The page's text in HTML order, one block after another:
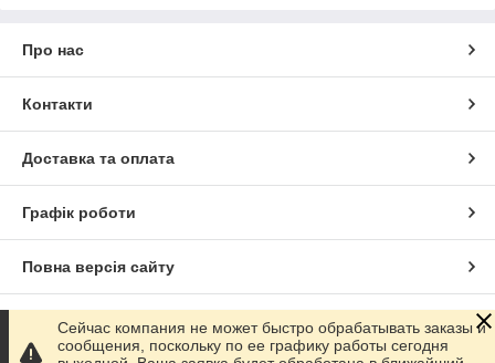
Про нас
Контакти
Доставка та оплата
Графік роботи
Повна версія сайту
Сайт створено на маркетплейсі Prom.ua
Сейчас компания не может быстро обрабатывать заказы и
сообщения, поскольку по ее графику работы сегодня